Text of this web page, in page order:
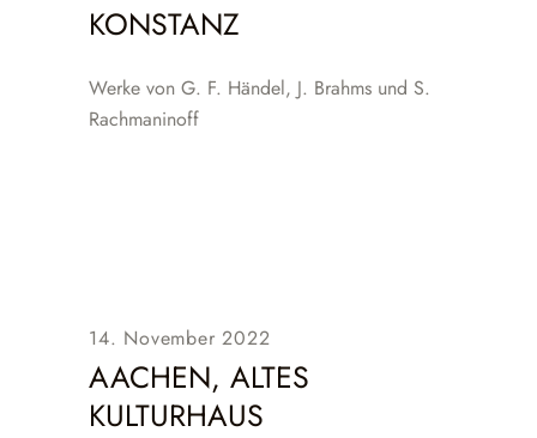
KONSTANZ
Werke von G. F. Händel, J. Brahms und S.
Rachmaninoff
14. November 2022
AACHEN, ALTES
KULTURHAUS